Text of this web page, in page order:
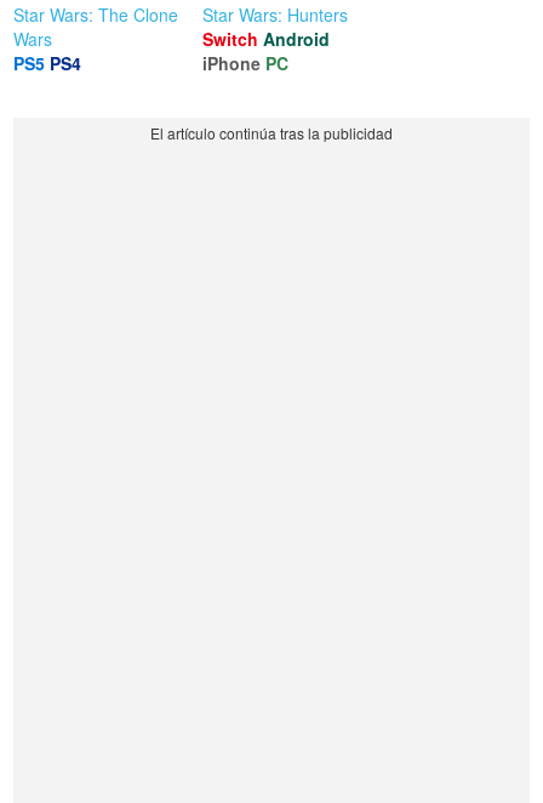
Star Wars: The Clone
Wars
PS5 PS4
Star Wars: Hunters
Switch Android
iPhone PC